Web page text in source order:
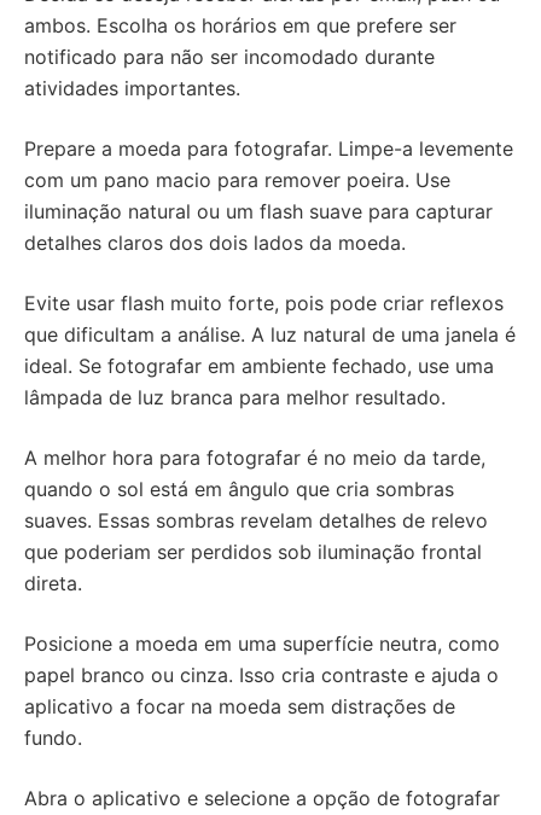
ambos. Escolha os horários em que prefere ser
notificado para não ser incomodado durante
atividades importantes.
Prepare a moeda para fotografar. Limpe-a levemente
com um pano macio para remover poeira. Use
iluminação natural ou um flash suave para capturar
detalhes claros dos dois lados da moeda.
Evite usar flash muito forte, pois pode criar reflexos
que dificultam a análise. A luz natural de uma janela é
ideal. Se fotografar em ambiente fechado, use uma
lâmpada de luz branca para melhor resultado.
A melhor hora para fotografar é no meio da tarde,
quando o sol está em ângulo que cria sombras
suaves. Essas sombras revelam detalhes de relevo
que poderiam ser perdidos sob iluminação frontal
direta.
Posicione a moeda em uma superfície neutra, como
papel branco ou cinza. Isso cria contraste e ajuda o
aplicativo a focar na moeda sem distrações de
fundo.
Abra o aplicativo e selecione a opção de fotografar